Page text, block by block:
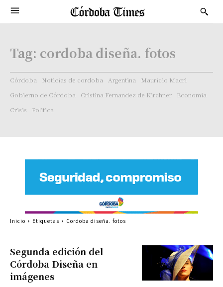
Tag: cordoba diseña. fotos
Córdoba Noticias de cordoba Argentina
Mauricio Macri
Gobierno de Córdoba
Cristina Fernandez de Kirchner
Economía
Crisis
Politica
Segunda edición del
Córdoba Diseña en
imágenes
Inicio Etiquetas Cordoba diseña. fotos